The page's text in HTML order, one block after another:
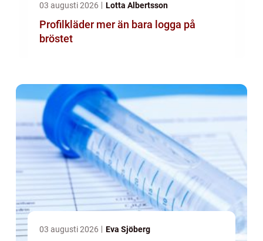
03 augusti 2026 Lotta Albertsson
Profilkläder mer än bara logga på
bröstet
03 augusti 2026 Eva Sjöberg